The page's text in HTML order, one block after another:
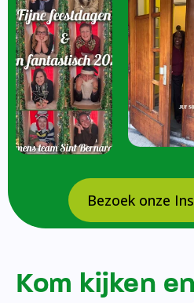
Bezoek onze
Kom kijken